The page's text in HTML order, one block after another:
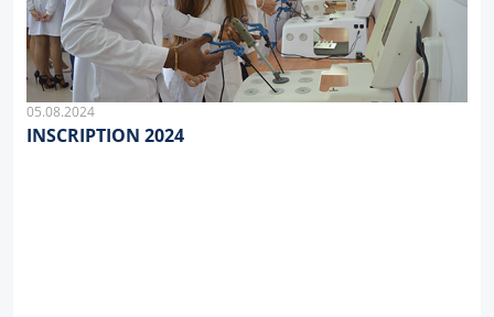
05.08.2024
INSCRIPTION 2024